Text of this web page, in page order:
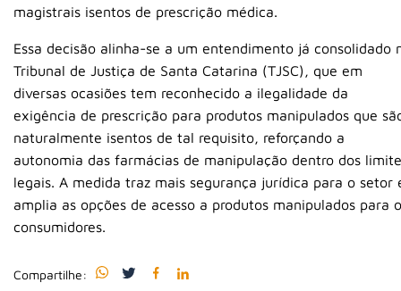
magistrais isentos de prescrição médica.
Essa decisão alinha-se a um entendimento já consolidado
Tribunal de Justiça de Santa Catarina (TJSC), que em
diversas ocasiões tem reconhecido a ilegalidade da
exigência de prescrição para produtos manipulados que
naturalmente isentos de tal requisito, reforçando a
autonomia das farmácias de manipulação dentro dos
legais. A medida traz mais segurança jurídica para o setor
amplia as opções de acesso a produtos manipulados para
consumidores.
Compartilhe: